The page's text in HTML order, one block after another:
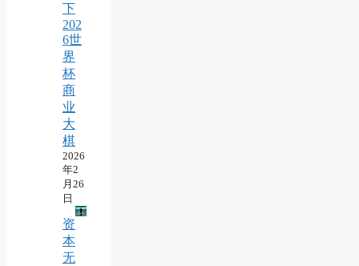
下
202
6世
界
杯
商
业
大
棋
2026
年2
月26
日
资
本
无